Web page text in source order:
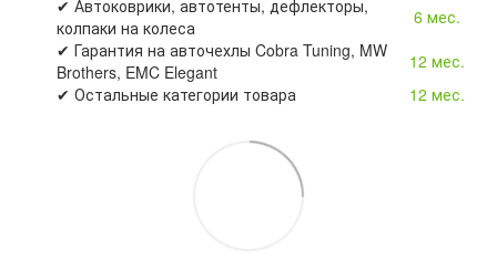
✔ Автоковрики, автотенты, дефлекторы,
колпаки на колеса
6 мес.
✔ Гарантия на авточехлы Cobra Tuning, MW
Brothers, EMC Elegant
12 мес.
✔ Остальные категории товара
12 мес.